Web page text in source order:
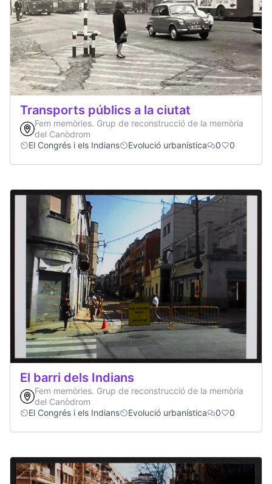
Transports públics a la ciutat
Fem memòries. Grup de reconstrucció de la memòria
del Canòdrom
El Congrés i els Indians
Evolució urbanística 0 0
El barri dels Indians
Fem memòries. Grup de reconstrucció de la memòria
del Canòdrom
El Congrés i els Indians
Evolució urbanística 0 0